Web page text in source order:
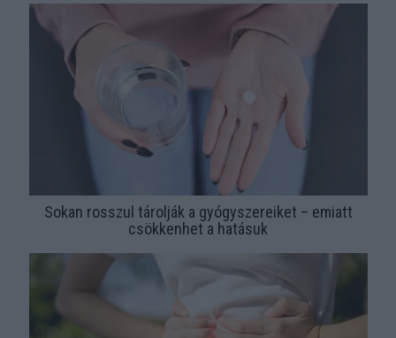
Sokan rosszul tárolják a gyógyszereiket – emiatt
csökkenhet a hatásuk